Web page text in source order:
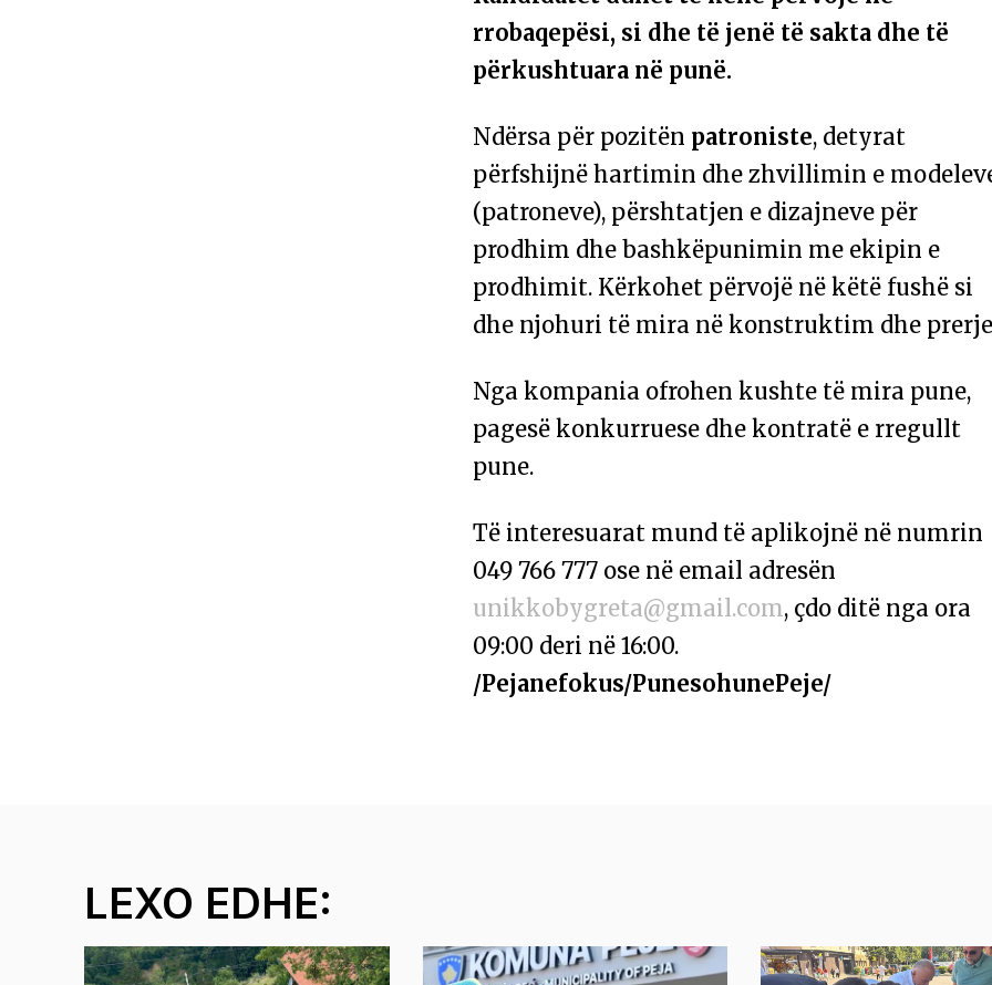
rrobaqepësi, si dhe të jenë të sakta dhe të
përkushtuara në punë.
Ndërsa për pozitën patroniste, detyrat
përfshijnë hartimin dhe zhvillimin e
(patroneve), përshtatjen e dizajneve për
prodhim dhe bashkëpunimin me ekipin e
prodhimit. Kërkohet përvojë në këtë fushë si
dhe njohuri të mira në konstruktim dhe
Nga kompania ofrohen kushte të mira pune,
pagesë konkurruese dhe kontratë e rregullt
pune.
Të interesuarat mund të aplikojnë në numrin
049 766 777 ose në email adresën
unikkobygreta@gmail.com, çdo ditë nga ora
09:00 deri në 16:00.
/Pejanefokus/PunesohunePeje/
LEXO EDHE: